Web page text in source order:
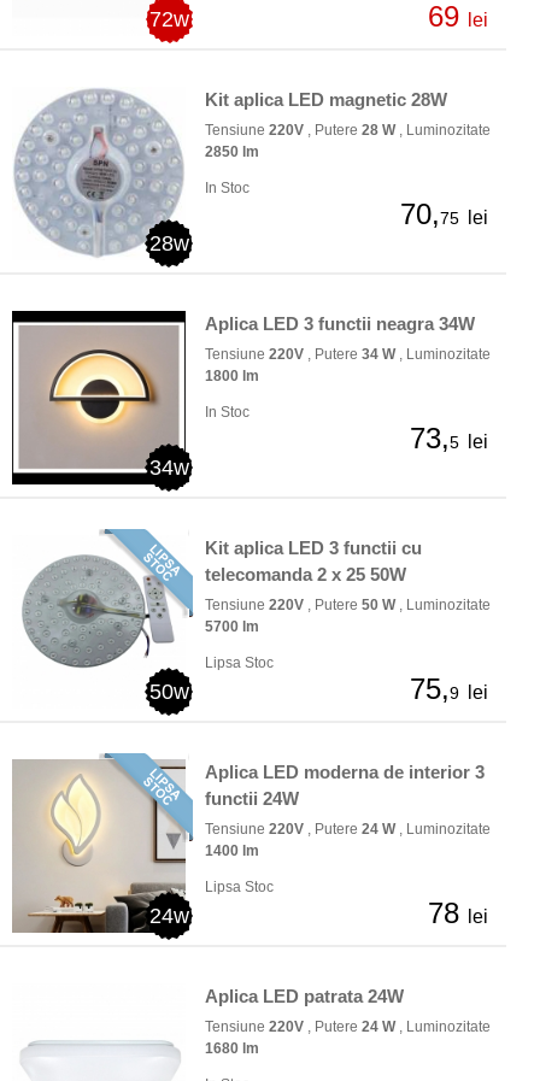
72w 69 lei
28w
Kit aplica LED magnetic 28W
Tensiune 220V , Putere 28 W, Luminozitate
2850 lm
In Stoc
70,75 lei
34w
Aplica LED 3 functii neagra 34W
Tensiune 220V , Putere 34 W, Luminozitate
1800 lm
In Stoc
73,5 lei
50w
Kit aplica LED 3 functii cu
telecomanda 2 x 25 50W
Tensiune 220V , Putere 50 W, Luminozitate
5700 lm
Lipsa Stoc
75,9 lei
24w
Aplica LED moderna de interior 3
functii 24W
Tensiune 220V , Putere 24 W, Luminozitate
1400 lm
Lipsa Stoc
78 lei
Aplica LED patrata 24W
Tensiune 220V , Putere 24 W, Luminozitate
1680 lm